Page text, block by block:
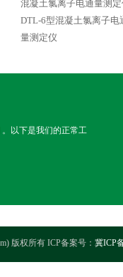
混凝土氯离子电通量测
DTL-6型混凝土氯离子电
量测定仪
以下是我们的正常工
版权所有 ICP备案号： 冀ICP